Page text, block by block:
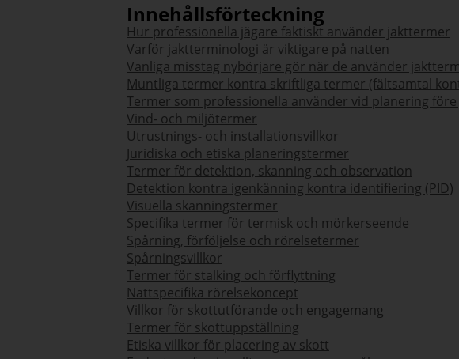
Innehållsförteckning
Hur professionella jägare faktiskt använder jakttermer
Varför jaktterminologi är viktigare på natten
Vanliga misstag nybörjare gör när de använder
Muntliga termer kontra skriftliga termer (fältsamtal
Termer som professionella använder vid planering före
Vind- och miljötermer
Utrustnings- och installationsvillkor
Juridiska och etiska planeringstermer
Termer för detektion, skanning och observation
Detektion kontra igenkänning kontra identifiering (PID)
Visuella skanningstermer
Specifika termer för termisk och mörkerseende
Spårning, förföljelse och rörelsetermer
Spårningsvillkor
Termer för stalking och förflyttning
Nattspecifika rörelsekoncept
Villkor för skottutförande och engagemang
Termer för skottuppställning
Etiska villkor för placering av skott